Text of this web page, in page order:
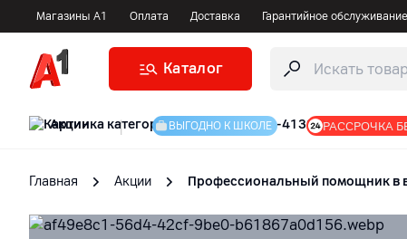
Магазины А1 Оплата Доставка Гарантийное обслуживание
Каталог
Акции | ВЫГОДНО К ШКОЛЕ РАССРОЧКА
Главная Акции Профессиональный помощник в